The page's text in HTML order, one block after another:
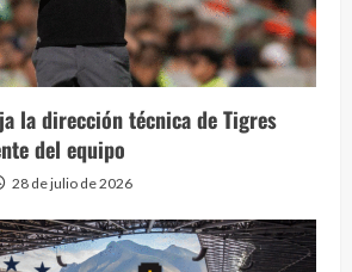
la dirección técnica de Tigres
del equipo
28 de julio de 2026